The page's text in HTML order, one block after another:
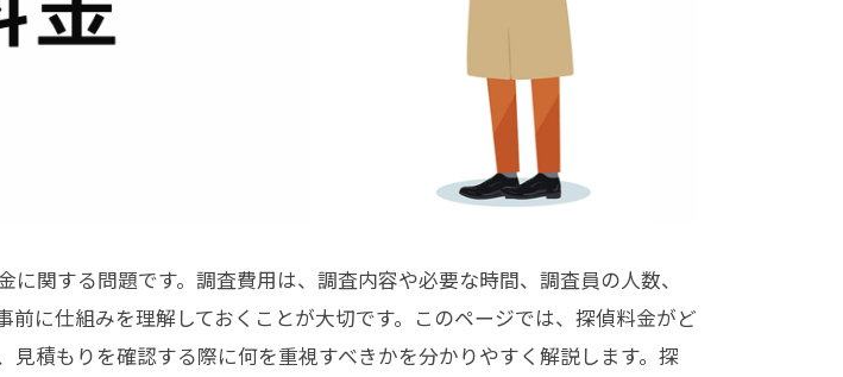
関する問題です。調査費用は、調査内容や必要な時間、調査員の人数、
に仕組みを理解しておくことが大切です。このページでは、探偵料金がど
積もりを確認する際に何を重視すべきかを分かりやすく解説します。探